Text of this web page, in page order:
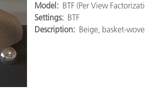
de Cosméticos
Papel
Model: BTF (Per View
Settings: BTF
Description: Beige, basket-